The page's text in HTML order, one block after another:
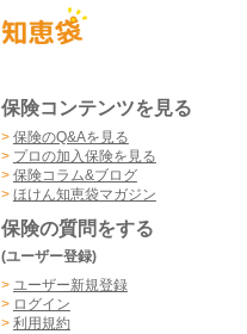
保険コンテンツを見る
> 保険のQ&Aを見る
> プロの加入保険を見る
> 保険コラム&ブログ
> ほけん知恵袋マガジン
保険の質問をする
(ユーザー登録)
> ユーザー新規登録
> ログイン
> 利用規約